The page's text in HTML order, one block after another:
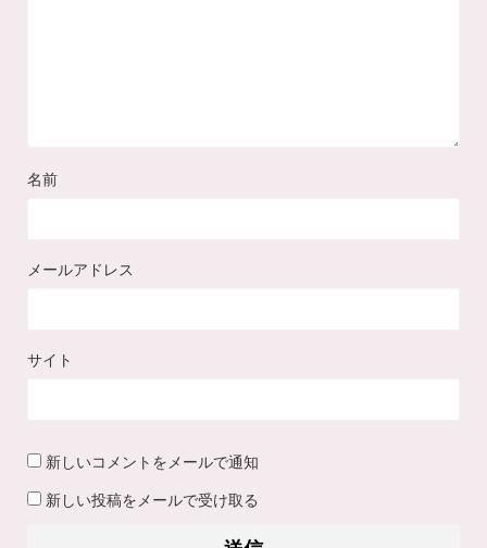
名前
メールアドレス
サイト
新しいコメントをメールで通知
新しい投稿をメールで受け取る